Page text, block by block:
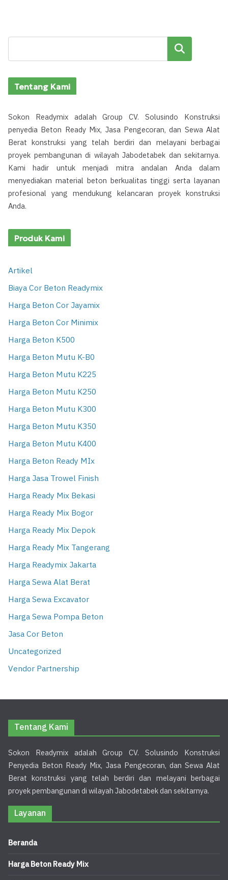
Cari
Tentang Kami
Sokon Readymix adalah Group CV. Solusindo Konstruksi
penyedia Beton Ready Mix, Jasa Pengecoran, dan Sewa Alat
Berat konstruksi yang telah berdiri dan melayani berbagai
proyek pembangunan di wilayah Jabodetabek dan sekitarnya.
Kami hadir untuk menjadi mitra andalan Anda dalam
menyediakan material beton berkualitas tinggi serta layanan
profesional yang mendukung kelancaran proyek konstruksi
Anda.
Produk Kami
Artikel
Biaya Cor Beton Readymix
Harga Beton Cor Jayamix
Harga Beton Cor Minimix
Harga Beton K500
Harga Beton Mutu K-B0
Harga Beton Mutu K225
Harga Beton Mutu K250
Harga Beton Mutu K300
Harga Beton Mutu K350
Harga Beton Mutu K400
Harga Beton Ready MIx
Harga Jasa Trowel Finish
Harga Ready Mix Bekasi
Harga Ready Mix Bogor
Harga Ready Mix Depok
Harga Ready Mix Tangerang
Harga Readymix Jakarta
Harga Sewa Alat Berat
Harga Sewa Excavator
Harga Sewa Pompa Beton
Jasa Cor Beton
Uncategorized
Vendor Partnership
Tentang Kami
Sokon Readymix adalah Group CV. Solusindo Konstruksi
Penyedia Beton Ready Mix, Jasa Pengecoran, dan Sewa Alat
Berat konstruksi yang telah berdiri dan melayani berbagai
proyek pembangunan di wilayah Jabodetabek dan sekitarnya.
Layanan
Beranda
Harga Beton Ready Mix